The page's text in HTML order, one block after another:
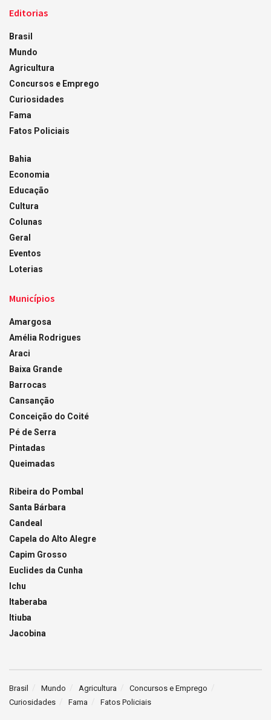
Editorias
Brasil
Mundo
Agricultura
Concursos e Emprego
Curiosidades
Fama
Fatos Policiais
Bahia
Economia
Educação
Cultura
Colunas
Geral
Eventos
Loterias
Municípios
Amargosa
Amélia Rodrigues
Araci
Baixa Grande
Barrocas
Cansanção
Conceição do Coité
Pé de Serra
Pintadas
Queimadas
Ribeira do Pombal
Santa Bárbara
Candeal
Capela do Alto Alegre
Capim Grosso
Euclides da Cunha
Ichu
Itaberaba
Itiuba
Jacobina
Brasil Mundo Agricultura
Concursos e Emprego
Curiosidades
Fama Fatos Policiais